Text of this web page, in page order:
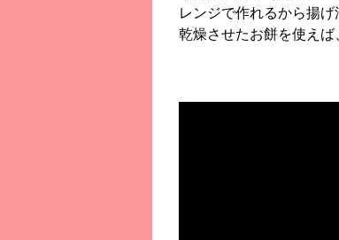
レンジで作れるから揚げ
乾燥させたお餅を使えば